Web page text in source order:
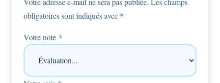
obligatoires sont indiqués avec *
Votre note *